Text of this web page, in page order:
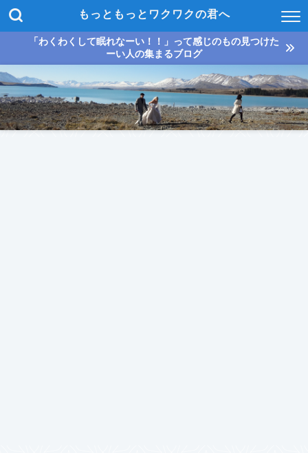
もっともっとワクワクの君へ
「わくわくして眠れなーい！！」って感じのもの見つけた
ーい人の集まるブログ